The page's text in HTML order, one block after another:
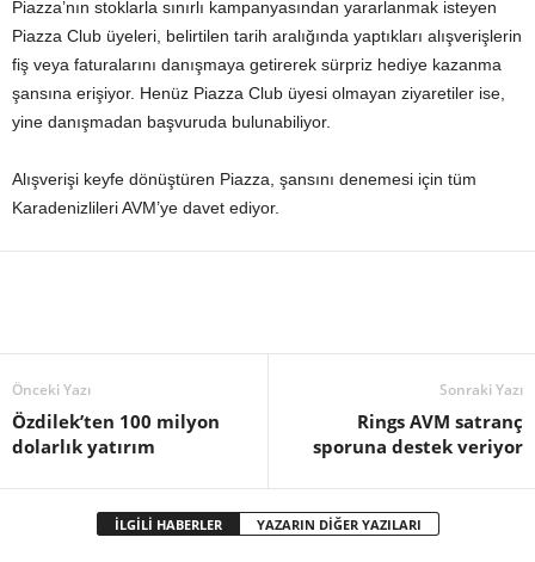
Piazza’nın stoklarla sınırlı kampanyasından yararlanmak isteyen
Piazza Club üyeleri, belirtilen tarih aralığında yaptıkları alışverişlerin
fiş veya faturalarını danışmaya getirerek sürpriz hediye kazanma
şansına erişiyor. Henüz Piazza Club üyesi olmayan ziyaretiler ise,
yine danışmadan başvuruda bulunabiliyor.
Alışverişi keyfe dönüştüren Piazza, şansını denemesi için tüm
Karadenizlileri AVM’ye davet ediyor.
Önceki Yazı
Özdilek’ten 100 milyon
dolarlık yatırım
Sonraki Yazı
Rings AVM satranç
sporuna destek veriyor
İLGİLİ HABERLER YAZARIN DİĞER YAZILARI